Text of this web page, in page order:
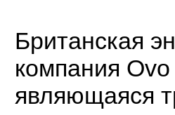
Британская
компания
являющаяся